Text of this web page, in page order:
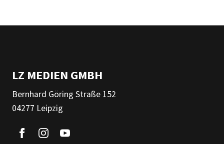
LZ MEDIEN GMBH
Bernhard Göring Straße 152
04277 Leipzig